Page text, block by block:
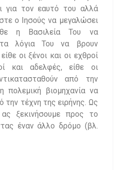
για τον εαυτό του αλλά
ο Ιησούς να μεγαλώσει
η Βασιλεία Του να
λόγια Του να βρουν
οι ξένοι και οι εχθροί
και αδελφές, είθε οι
από την
πολεμική βιομηχανία να
την τέχνη της ειρήνης. Ως
ξεκινήσουμε προς το
έναν άλλο δρόμο (βλ.